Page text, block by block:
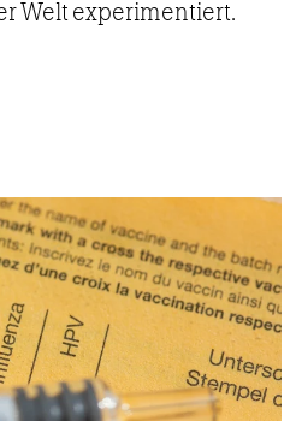
Welt experimentiert.